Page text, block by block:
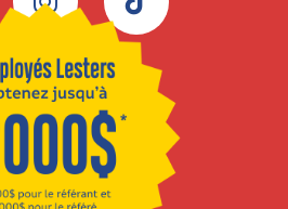
Instagram TikTok